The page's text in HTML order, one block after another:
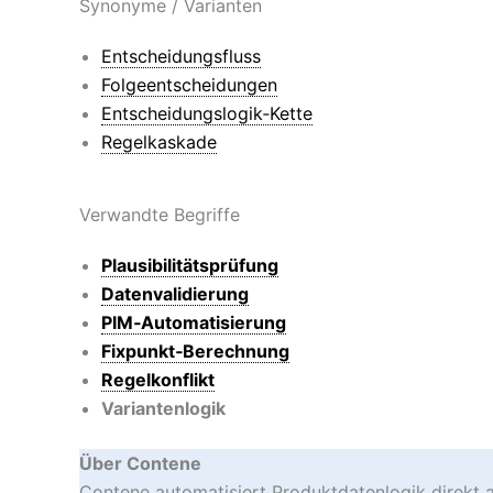
Synonyme / Varianten
Entscheidungsfluss
Folgeentscheidungen
Entscheidungslogik‑Kette
Regelkaskade
Verwandte Begriffe
Plausibilitätsprüfung
Datenvalidierung
PIM‑Automatisierung
Fixpunkt‑Berechnung
Regelkonflikt
Variantenlogik
Über Contene